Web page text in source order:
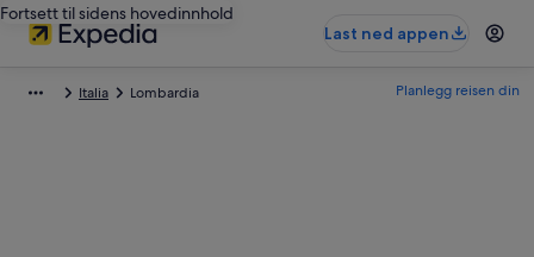
Fortsett til sidens hovedinnhold
Last ned appen
Italia Lombardia Planlegg reisen din